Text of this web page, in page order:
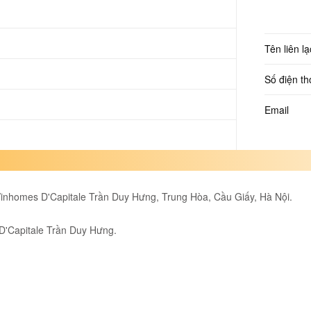
Tên liên
Số điện
Email
D'Capitale Trần Duy Hưng, Trung Hòa, Cầu Giấy, Hà Nội.
Trần Duy Hưng.